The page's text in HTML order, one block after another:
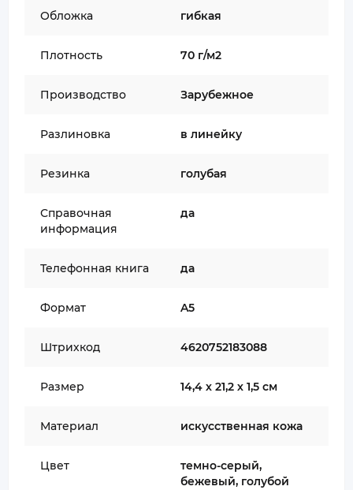
Обложка гибкая
Плотность 70 г/м2
Производство Зарубежное
Разлиновка в линейку
Резинка голубая
Справочная
информация
да
Телефонная книга да
Формат A5
Штрихкод 4620752183088
Размер 14,4 х 21,2 х 1,5 см
Материал искусственная кожа
Цвет
темно-серый,
бежевый, голубой